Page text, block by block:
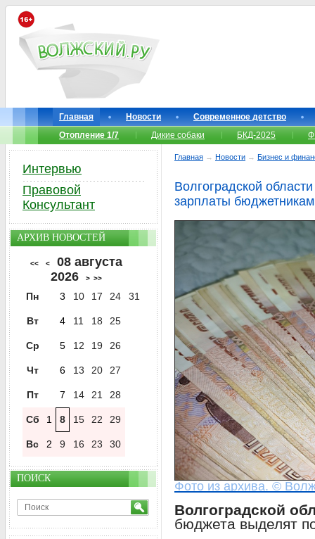
Главная Новости
Современное детство
Отопление 1/7
Дикие собаки БКД-2025
Главная → Новости → Бизнес и
Волгоградской
зарплаты бюджетникам
Фото из архива. ©
Волгоградской
бюджета выделят
Интервью
Правовой
Консультант
АРХИВ НОВОСТЕЙ
<< <
08 августа
2026
> >>
Пн 3 10 17 24 31
Вт 4 11 18 25
Ср 5 12 19 26
Чт 6 13 20 27
Пт 7 14 21 28
Сб 1 8 15 22 29
Вс 2 9 16 23 30
ПОИСК